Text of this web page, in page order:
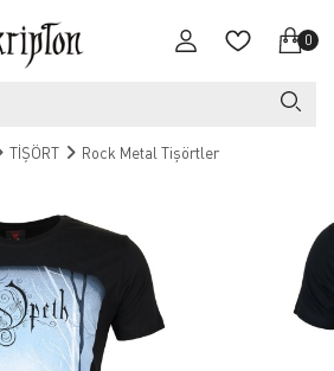
0
TİŞÖRT Rock Metal Tişörtler